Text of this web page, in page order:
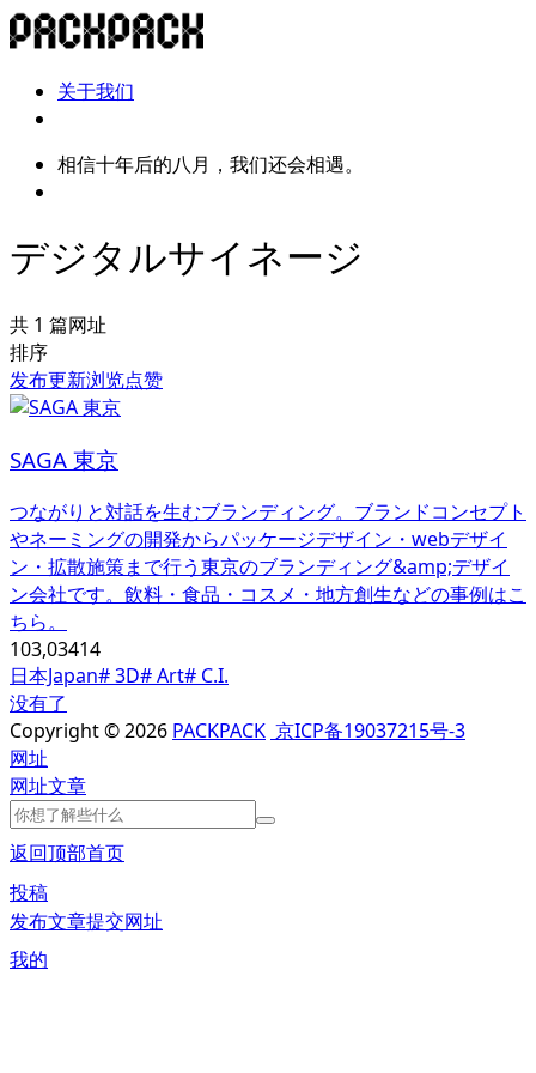
关于我们
相信十年后的八月，我们还会相遇。
デジタルサイネージ
共 1 篇网址
排序
发布更新浏览点赞
SAGA 東京
つながりと対話を生むブランディング。ブランドコンセプト
やネーミングの開発からパッケージデザイン・webデザイ
ン・拡散施策まで行う東京のブランディング&amp;デザイ
ン会社です。飲料・食品・コスメ・地方創生などの事例はこ
ちら。
103,03414
日本Japan# 3D# Art# C.I.
没有了
Copyright © 2026 PACKPACK 京ICP备19037215号-3
网址
网址文章
返回顶部首页
投稿
发布文章提交网址
我的